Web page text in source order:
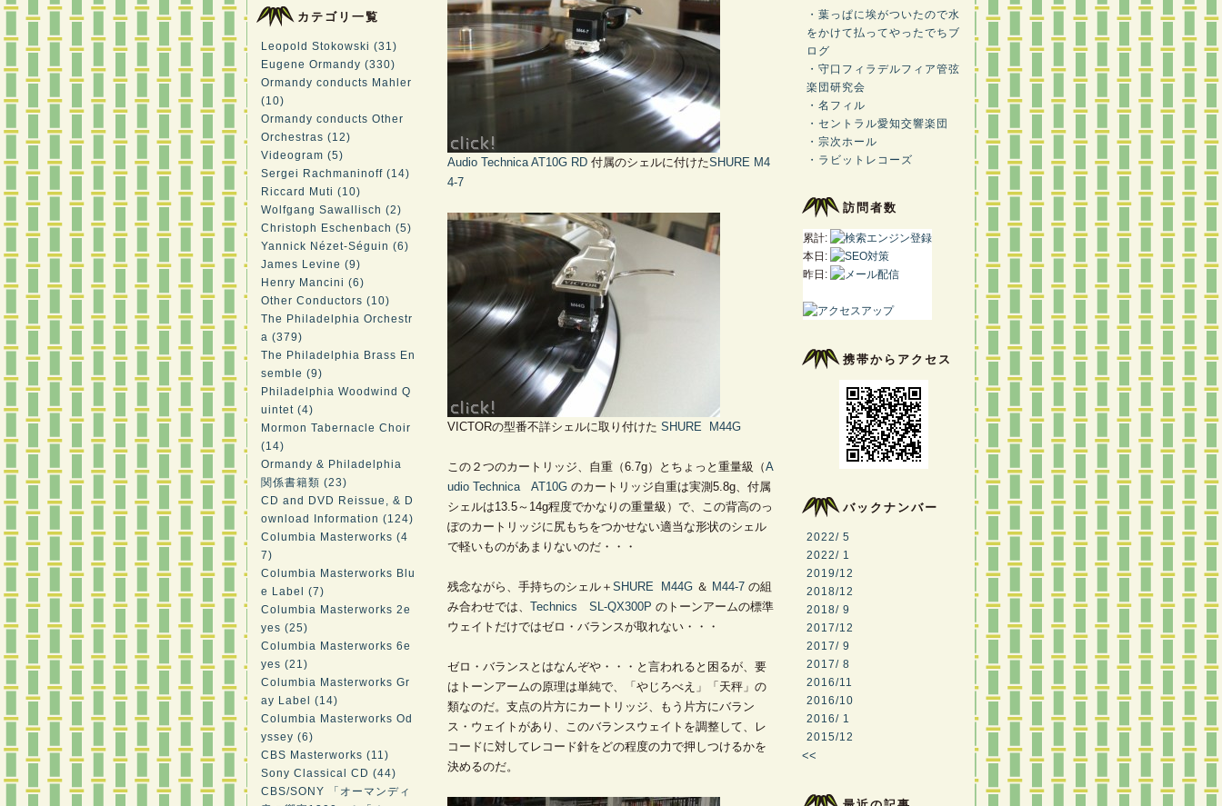
カテゴリ一覧
Leopold Stokowski (31)
Eugene Ormandy (330)
Ormandy conducts Mahler
(10)
Ormandy conducts Other
Orchestras (12)
Videogram (5)
Sergei Rachmaninoff (14)
Riccard Muti (10)
Wolfgang Sawallisch (2)
Christoph Eschenbach (5)
Yannick Nézet-Séguin (6)
James Levine (9)
Henry Mancini (6)
Other Conductors (10)
The Philadelphia Orchestr
a (379)
The Philadelphia Brass En
semble (9)
Philadelphia Woodwind Q
uintet (4)
Mormon Tabernacle Choir
(14)
Ormandy & Philadelphia
関係書籍類 (23)
CD and DVD Reissue, & D
ownload Information (124)
Columbia Masterworks (4
7)
Columbia Masterworks Blu
e Label (7)
Columbia Masterworks 2e
yes (25)
Columbia Masterworks 6e
yes (21)
Columbia Masterworks Gr
ay Label (14)
Columbia Masterworks Od
yssey (6)
CBS Masterworks (11)
Sony Classical CD (44)
CBS/SONY 「オーマンディ
Audio Technica AT10G RD 付属のシェルに付けたSHURE M4
4-7
VICTORの型番不詳シェルに取り付けた SHURE M44G
この２つのカートリッジ、自重（6.7g）とちょっと重量級（A
udio Technica
AT10G のカートリッジ自重は実測5.8g、付属
シェルは13.5～14g程度でかなりの重量級）で、この背高のっ
ぽのカートリッジに尻もちをつかせない適当な形状のシェル
で軽いものがあまりないのだ・・・
残念ながら、手持ちのシェル＋ SHURE M44G ＆ M44-7 の組
み合わせでは、 Technics SL-QX300P のトーンアームの標準
ウェイトだけではゼロ・バランスが取れない・・・
ゼロ・バランスとはなんぞや・・・と言われると困るが、要
はトーンアームの原理は単純で、「やじろべえ」「天秤」の
類なのだ。支点の片方にカートリッジ、もう片方にバラン
ス・ウェイトがあり、このバランスウェイトを調整して、レ
コードに対してレコード針をどの程度の力で押しつけるかを
決めるのだ。
・葉っぱに埃がついたので水
をかけて払ってやったでちブ
ログ
・守口フィラデルフィア管弦
楽団研究会
・名フィル
・セントラル愛知交響楽団
・宗次ホール
・ラビットレコーズ
訪問者数
累計:
本日:
昨日:
携帯からアクセス
バックナンバー
2022/ 5
2022/ 1
2019/12
2018/12
2018/ 9
2017/12
2017/ 9
2017/ 8
2016/11
2016/10
2016/ 1
2015/12
<<